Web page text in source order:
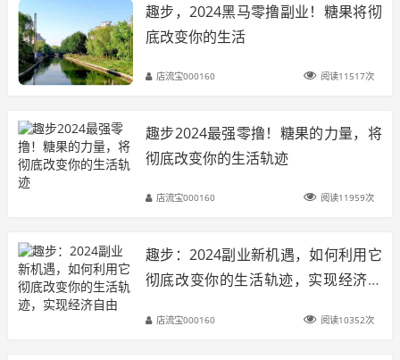
趣步，2024黑马零撸副业！糖果将彻
底改变你的生活
店流宝000160 阅读11517次
趣步2024最强零撸！糖果的力量，将
彻底改变你的生活轨迹
店流宝000160 阅读11959次
趣步：2024副业新机遇，如何利用它
彻底改变你的生活轨迹，实现经济自
店流宝000160 阅读10352次